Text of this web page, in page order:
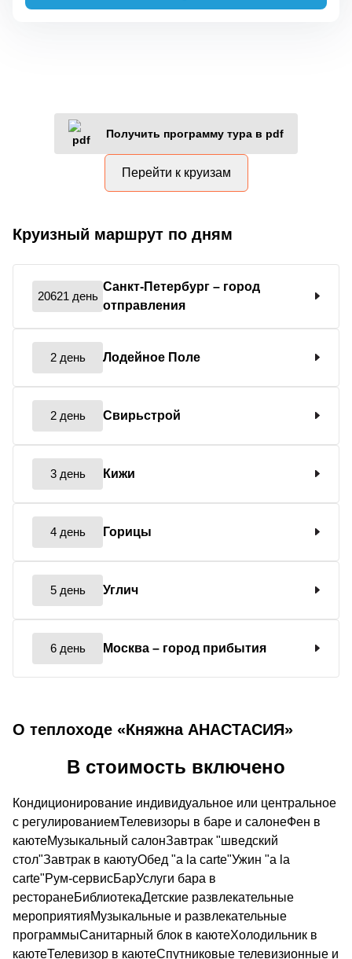
Получить программу тура в pdf
Перейти к круизам
Круизный маршрут по дням
20621 день
Санкт-Петербург – город
отправления
2 день Лодейное Поле
2 день Свирьстрой
3 день Кижи
4 день Горицы
5 день Углич
6 день Москва – город прибытия
О теплоходе «Княжна АНАСТАСИЯ»
В стоимость включено
Кондиционирование индивидуальное или центральное
с регулированиемТелевизоры в баре и салонеФен в
каютеМузыкальный салонЗавтрак "шведский
стол"Завтрак в каютуОбед "a la carte"Ужин "a la
carte"Рум-сервисБарУслуги бара в
ресторанеБиблиотекаДетские развлекательные
мероприятияМузыкальные и развлекательные
программыСанитарный блок в каютеХолодильник в
каютеТелевизор в каютеСпутниковые телевизионные и